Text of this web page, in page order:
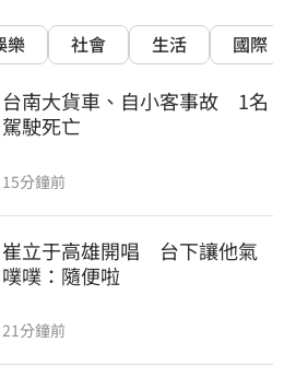
樂 社會 生活 國際
台南大貨車、自小客事故　1名
駕駛死亡
15分鐘前
崔立于高雄開唱　台下讓他氣
噗噗：隨便啦
21分鐘前